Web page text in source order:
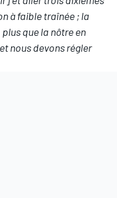
à faible traînée ; la
que la nôtre en
nous devons régler